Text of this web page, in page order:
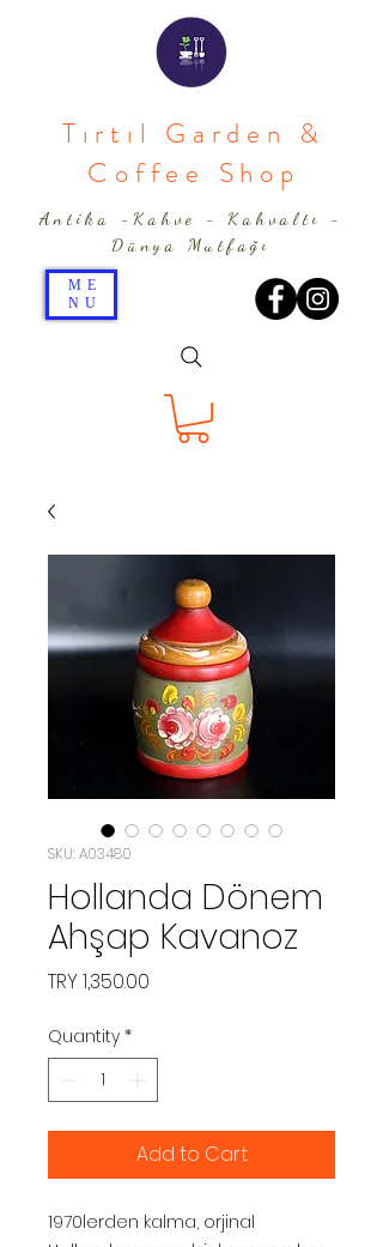
Tırtıl Garden &
Coffee Shop
ME
NU
Antika -Kahve - Kahvaltı -
Dünya Mutfağı
SKU: A03480
Hollanda Dönem
Ahşap Kavanoz
TRY 1,350.00
Quantity *
Add to Cart
1970lerden kalma, orjinal